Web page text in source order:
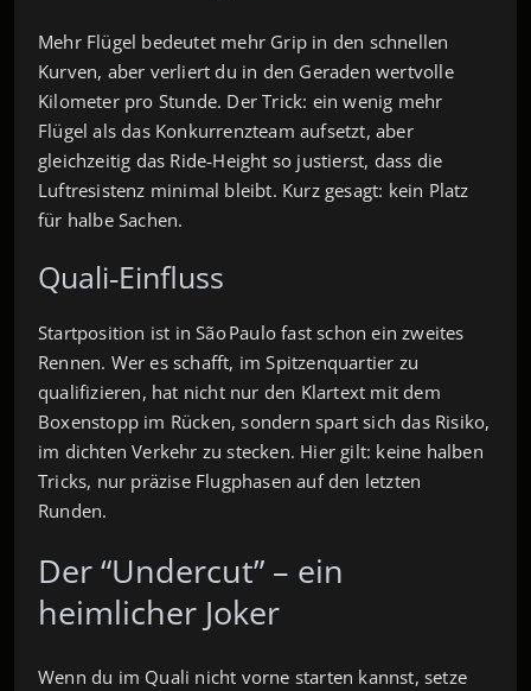
Mehr Flügel bedeutet mehr Grip in den schnellen
Kurven, aber verliert du in den Geraden wertvolle
Kilometer pro Stunde. Der Trick: ein wenig mehr
Flügel als das Konkurrenzteam aufsetzt, aber
gleichzeitig das Ride‑Height so justierst, dass die
Luftresistenz minimal bleibt. Kurz gesagt: kein Platz
für halbe Sachen.
Quali‑Einfluss
Startposition ist in São Paulo fast schon ein zweites
Rennen. Wer es schafft, im Spitzenquartier zu
qualifizieren, hat nicht nur den Klartext mit dem
Boxenstopp im Rücken, sondern spart sich das Risiko,
im dichten Verkehr zu stecken. Hier gilt: keine halben
Tricks, nur präzise Flugphasen auf den letzten
Runden.
Der “Undercut” – ein
heimlicher Joker
Wenn du im Quali nicht vorne starten kannst, setze